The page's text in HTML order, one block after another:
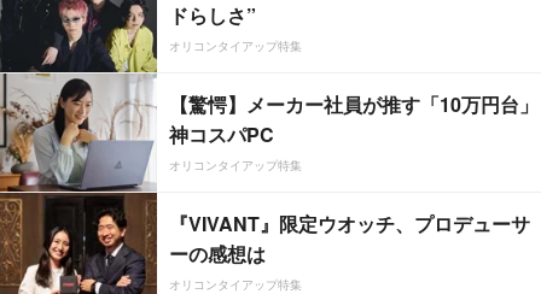
ドらしさ”
オリコンタイアップ特集
【驚愕】メーカー社員が推す「10万円台」
神コスパPC
オリコンタイアップ特集
『VIVANT』限定ウオッチ、プロデューサ
ーの感想は
オリコンタイアップ特集